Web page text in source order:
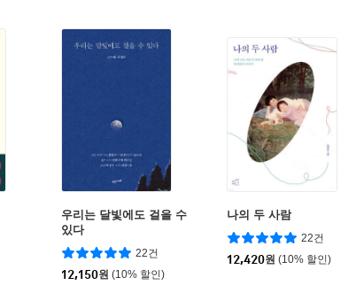
우리는 달빛에도 걸을 수
있다
22건
12,150원 (10% 할인)
나의 두 사람
22건
12,420원 (10% 할인)